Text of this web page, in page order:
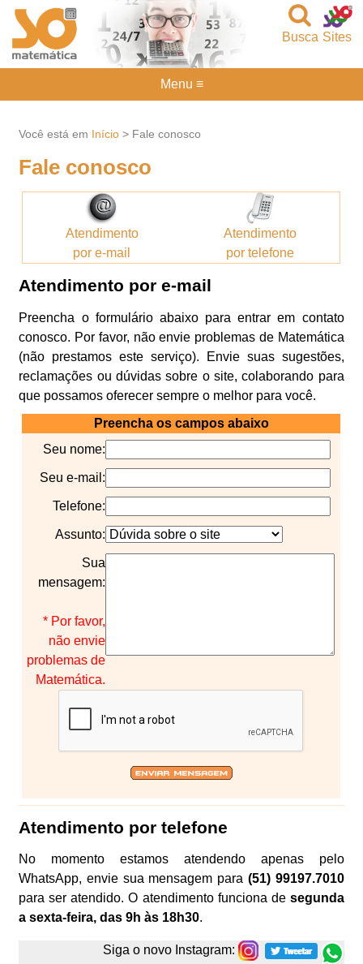
Sites
Busca
Você está em Início > Fale conosco
Fale conosco
Atendimento
por e-mail
Atendimento
por telefone
Atendimento por e-mail
Preencha o formulário abaixo para entrar em contato
conosco. Por favor, não envie problemas de Matemática
(não prestamos este serviço). Envie suas sugestões,
reclamações ou dúvidas sobre o site, colaborando para
que possamos oferecer sempre o melhor para você.
Preencha os campos abaixo
Seu nome:
Seu e-mail:
Telefone:
Assunto:
Sua
mensagem:
* Por favor,
não envie
problemas de
Matemática.
Atendimento por telefone
No momento estamos atendendo apenas pelo
WhatsApp, envie sua mensagem para (51) 99197.7010
para ser atendido. O atendimento funciona de segunda
a sexta-feira, das 9h às 18h30.
Siga o novo Instagram: